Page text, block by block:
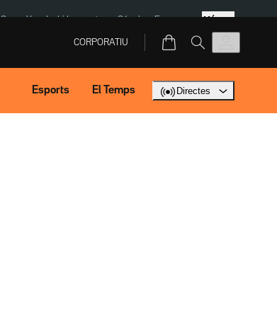
SpaceX Isaki Lacuesta Sánchez Europa Més
CORPORATIU
Esports El Temps Directes